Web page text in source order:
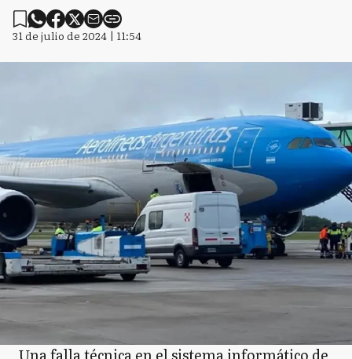
31 de julio de 2024 | 11:54
Una falla técnica en el sistema informático de